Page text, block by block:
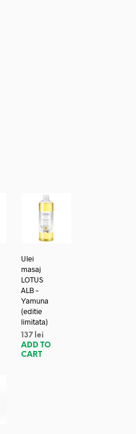
Ulei
masaj
LOTUS
ALB –
Yamuna
(editie
limitata)
137 lei
ADD TO
CART